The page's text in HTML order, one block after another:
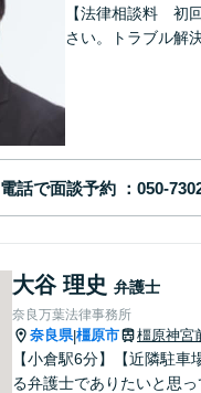
【法律相談料 初
さい。トラブル解
電話で面談予約
大谷 理史 弁護士
奈良万葉法律事務所
奈良県|橿原市 橿原神宮
【小倉駅6分】【近隣駐
る弁護士でありたいと思